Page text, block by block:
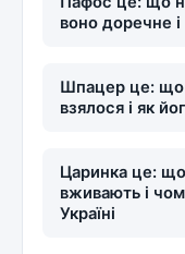
воно доречне
Шпацер це: що
взялося і як
Царинка це:
вживають і
Україні